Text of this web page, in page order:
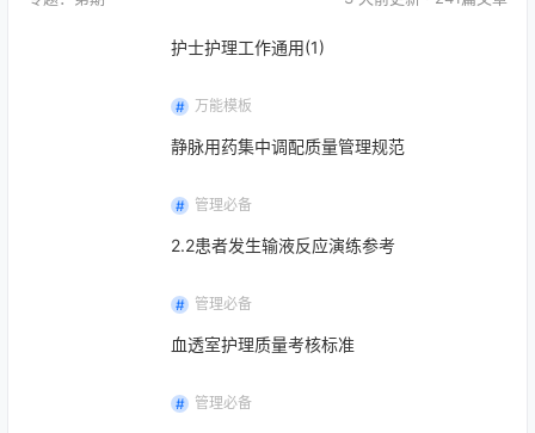
护士护理工作通用(1)
万能模板
静脉用药集中调配质量管理规范
管理必备
2.2患者发生输液反应演练参考
管理必备
血透室护理质量考核标准
管理必备